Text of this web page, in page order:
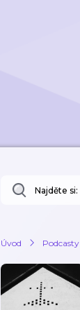
Najděte si:
Úvod Podcasty